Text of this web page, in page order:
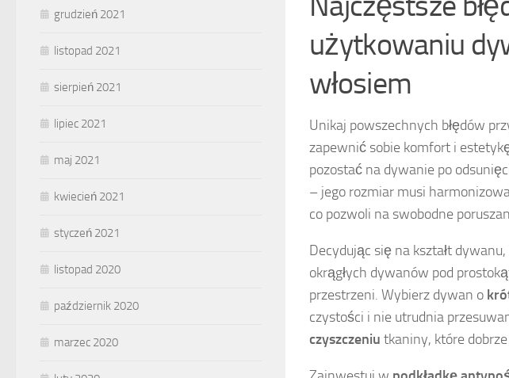
użytkowaniu
włosiem
Unikaj powszechnych błędów
zapewnić sobie komfort i
pozostać na dywanie po
– jego rozmiar musi
co pozwoli na swobodne
Decydując się na kształt
okrągłych dywanów pod
przestrzeni. Wybierz dywan o
czystości i nie utrudnia
czyszczeniu tkaniny, które
grudzień 2021
listopad 2021
sierpień 2021
lipiec 2021
maj 2021
kwiecień 2021
styczeń 2021
listopad 2020
październik 2020
marzec 2020